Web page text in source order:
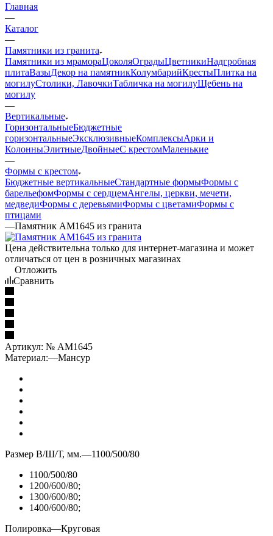
Главная
—
Каталог
—
Памятники из гранита
Памятники из мрамораЦоколяОградыЦветникиНадгробная
плитаВазыДекор на памятникКолумбарийКрестыПлитка на
могилуСтолики, ЛавочкиТабличка на могилуЩебень на
могилу
—
Вертикальные
ГоризонтальныеБюджетные
горизонтальныеЭксклюзивныеКомплексыАрки и
КолонныЭлитныеДвойныеС крестомМаленькие
—
Формы с крестом
Бюджетные вертикальныеСтандартные формыФормы с
барельефомФормы с сердцемАнгелы, церкви, мечети,
медведиФормы с деревьямиФормы с цветамиФормы с
птицами
—Памятник AM1645 из гранита
Цена действительна только для интернет-магазина и может
отличаться от цен в розничных магазинах
Отложить
Сравнить
Артикул: № AM1645
Материал:—Мансур
Размер В/Ш/Т, мм.—1100/500/80
1100/500/80
1200/600/80;
1300/600/80;
1400/600/80;
Полировка—Круговая